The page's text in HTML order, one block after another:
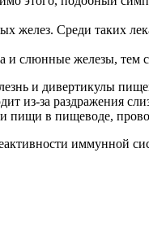
желез. Среди таких
и слюнные железы,
и дивертикулы
из-за раздражения
пищи в пищеводе,
иммунной